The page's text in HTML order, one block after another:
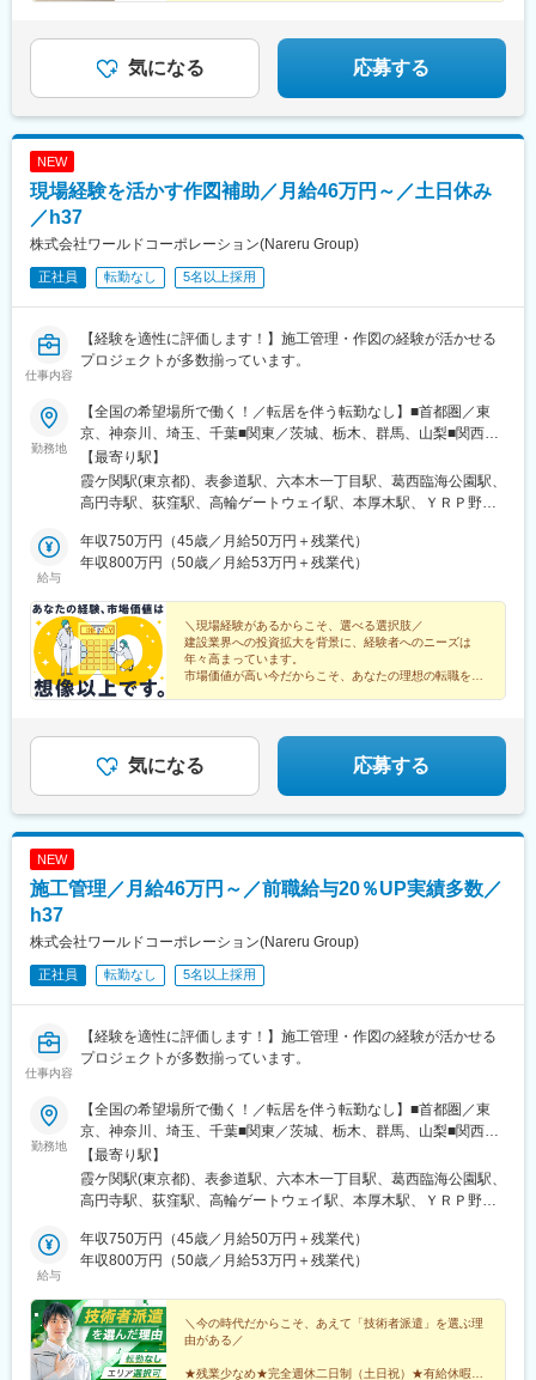
駅、五十鈴ケ丘駅、関下有知駅、相模湖駅、木津駅(兵庫県)、東青
山駅(三重県)、桜田門駅、外苑前駅、神谷町駅、高尾駅(東京都)、
東京国際クルーズターミナル駅、虎ノ門駅、程久保駅、代々木八
幡駅、小平駅、立川駅、有楽町駅、福井駅(福井県)、明大前駅、両
国駅(都営線)、中野富士見町駅、高速神戸駅、越中島駅、小岩駅、
久寿川駅、荒川一中前駅、武蔵小山駅、名古屋駅、塩釜口駅、中
野新橋駅、日暮里駅(舎人ライナー)、本駒込駅、東長崎駅、東門前
(東京都)、宮前平駅、神楽坂駅、青物横丁駅、穴守稲荷駅、堀切
駅、茶屋ケ坂駅、末広町駅(東京都)、本郷駅(愛知県)、赤羽橋駅、
江吉良駅、六郷土手駅、品川シーサイド駅、京急久里浜駅、熊野
前駅、立飛駅、神保町駅、東十条駅、安善駅、下板橋駅、明治神
宮前駅、虎ノ門ヒルズ駅、原宿駅、立川北駅、銀座駅、福井駅、
尾久駅、浅草橋駅、ハーバーランド駅、清澄白河駅、東白楽駅、
田駅(東京都)、本郷三丁目駅、鈴木町駅、栄町駅(東京都)、小川町
駅(東京都)、弁天橋駅、三田駅(東京都)
気になる 応募する
NEW
現場経験を活かす作図補助／月給46万円～／土日休み
／h37
株式会社ワールドコーポレーション(Nareru Group)
正社員 転勤なし 5名以上採用
仕事内容
【経験を適性に評価します！】施工管理・作図の経験が活かせる
プロジェクトが多数揃っています。
勤務地
【全国の希望場所で働く！／転居を伴う転勤なし】■首都圏／東
京、神奈川、埼玉、千葉■関東／茨城、栃木、群馬、山梨■関西／
大阪、兵庫、京都、奈良、和歌山、滋賀■中部／愛知、岐阜、三
重、静岡■北信越／新潟、富山、石川、福井、長野■北海道・東北
／北海道、青森、秋田、岩手、宮城、福島、山形■中四国／鳥取、
佐賀、長崎、大分、熊本、宮崎、鹿児島、沖縄【事業所住所】■東
京本社／東京都千代田区2番町3番地5麹町三葉ビル3階■麹町オフ
ャリア開発オフィス／東京都千代田区二番町12-8ロイヤルビルデ
ィング1階■関西支店／大阪府大阪市中央区平野町2丁目4-9 淀屋橋
PREX2階■中部支店／愛知県名古屋市中村区名駅3-4-10 アルティ
メイト名駅1st 4階■東北支店／宮城県仙台市宮城野区榴岡4-5-5 KT
ビル3階■北海道支店／北海道札幌市北区7条西2-20 NCO札幌駅
イースト8階D
【最寄り駅】
霞ケ関駅(東京都)、表参道駅、六本木一丁目駅、葛西臨海公園駅、
高円寺駅、荻窪駅、高輪ゲートウェイ駅、本厚木駅、ＹＲＰ野比
谷保駅、テレコムセンター駅、飛田給駅、高松駅(東京都)、新高島
平駅、昭和島駅、拝島駅、北赤羽駅、柴崎体育館駅、西馬込駅、
代々木公園駅、京成立石駅、志茂駅、幡ケ谷駅、辰巳駅、浮間舟
渡駅、武蔵増戸駅、清瀬駅、萩山駅、富士見ケ丘駅、立川南駅、
押上駅、日比谷駅、新福井駅、梅島駅、西武球場前駅、荒川車庫
前駅、代田橋駅、両国駅、西武柳沢駅、志村坂上駅、氷川台駅、
東高円寺駅、河辺の森駅、西栗栖駅、三郷中央駅、鴨居駅、青砥
川駅、天神川駅、栗平駅、北鎌倉駅、青梅駅、昭和駅、森下駅(東
京都)、相原駅、大崎駅、落合南長崎駅、大和駅(神奈川県)、鶴間
駅、高座渋谷駅、中神駅、北楠駅、城陽駅、スポーツセンター
矢川駅、六会日大前駅、植田駅(名古屋市営)、三河一宮駅、上野毛
駅、志村三丁目駅、南砂町駅、三河島駅、千駄木駅、瑞江駅、木
場駅(東京都)、相模大塚駅、上北台駅、大師橋駅、東舞鶴駅、梶が
谷駅、日の出駅(東京都)、金沢文庫駅、平塚駅、牛込柳町駅、新座
県)、国会議事堂前駅、青山町駅、向原駅(東京都)、東山田駅、高
槻市駅、鷺沼駅、香川駅、大濠公園駅、江戸川橋駅、池袋駅、若
駅、大鳥居駅、京成関屋駅、袖ケ浦駅、櫟本駅、砂田橋駅、武蔵
五日市駅、八日市駅、湯島駅、妙典駅、大矢知駅、平津駅、上社
駅、木ノ下駅、甚目寺駅、川越富洲原駅、春田駅、長泉なめり
駅、古庄駅、芝川駅、富士岡駅、門出駅、関ケ原駅、千城台駅、
室蘭駅、上板橋駅、羽島市役所前駅、大和田駅(北海道)、阿佐ケ谷
駅、上永谷駅、雑色駅、六町駅、港町駅、鮫洲駅、日進駅(北海
道)、丸亀駅、和田町駅、武蔵砂川駅、港南台駅、亀山駅(三重
県)、勝川駅、中山駅(神奈川県)、ウッディタウン中央駅、聖蹟桜
本駅、本郷台駅、玉川学園前駅、古淵駅、京成高砂駅、社家駅、
足立小台駅、前平公園駅、大森台駅、梶原駅、魚住駅、向日町
駅、静岡駅、竹橋駅、横手駅、東村山駅、王子神谷駅、浅野駅、
木曽川駅、小牧駅、下麻生駅、園田駅、北池袋駅、野跡駅、大学
給与
年収750万円（45歳／月給50万円＋残業代）
年収800万円（50歳／月給53万円＋残業代）
＼現場経験があるからこそ、選べる選択肢／
建設業界への投資拡大を背景に、経験者へのニーズは
年々高まっています。
市場価値が高い今だからこそ、あなたの理想の転職を実
気になる 応募する
NEW
施工管理／月給46万円～／前職給与20％UP実績多数／
h37
株式会社ワールドコーポレーション(Nareru Group)
正社員 転勤なし 5名以上採用
仕事内容
【経験を適性に評価します！】施工管理・作図の経験が活かせる
プロジェクトが多数揃っています。
勤務地
【全国の希望場所で働く！／転居を伴う転勤なし】■首都圏／東
京、神奈川、埼玉、千葉■関東／茨城、栃木、群馬、山梨■関西／
大阪、兵庫、京都、奈良、和歌山、滋賀■中部／愛知、岐阜、三
重、静岡■北信越／新潟、富山、石川、福井、長野■北海道・東北
／北海道、青森、秋田、岩手、宮城、福島、山形■中四国／鳥取、
佐賀、長崎、大分、熊本、宮崎、鹿児島、沖縄【事業所住所】■東
京本社／東京都千代田区二番町3番地5麹町三葉ビル3階■キャリア
階■関西支店／大阪府大阪市中央区平野町2丁目4-9 淀屋橋PREX2
階■中部支店／愛知県名古屋市中村区名駅3-4-10 アルティメイト
名駅1st 4階■東北支店／宮城県仙台市宮城野区榴岡4-5-5 KTビル3
階■北海道支店／北海道札幌市北区7条西2-20 NCO札幌駅北口2
【最寄り駅】
霞ケ関駅(東京都)、表参道駅、六本木一丁目駅、葛西臨海公園駅、
高円寺駅、荻窪駅、高輪ゲートウェイ駅、本厚木駅、ＹＲＰ野比
谷保駅、テレコムセンター駅、飛田給駅、高松駅(東京都)、新高島
平駅、昭和島駅、拝島駅、北赤羽駅、柴崎体育館駅、西馬込駅、
代々木公園駅、京成立石駅、志茂駅、幡ケ谷駅、辰巳駅、浮間舟
渡駅、武蔵増戸駅、清瀬駅、萩山駅、富士見ケ丘駅、立川南駅、
押上駅、日比谷駅、新福井駅、梅島駅、西武球場前駅、荒川車庫
前駅、代田橋駅、両国駅、西武柳沢駅、志村坂上駅、氷川台駅、
給与
年収750万円（45歳／月給50万円＋残業代）
年収800万円（50歳／月給53万円＋残業代）
＼今の時代だからこそ、あえて「技術者派遣」を選ぶ理
由がある／
★残業少なめ★完全週休二日制（土日祝）★有給休暇